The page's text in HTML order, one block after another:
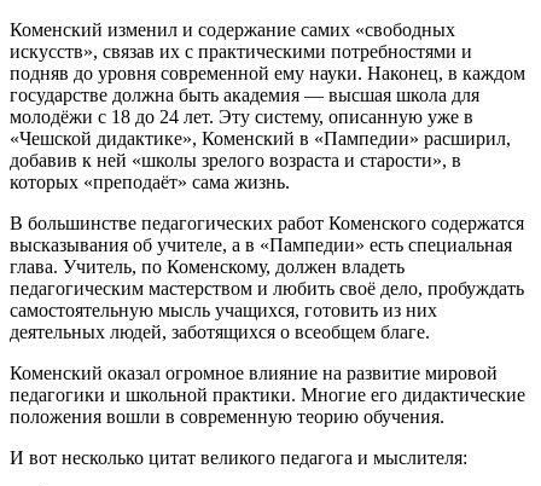
Коменский изменил и содержание самих «свободных
искусств», связав их с практическими потребностями и
подняв до уровня современной ему науки. Наконец, в каждом
государстве должна быть академия — высшая школа для
молодёжи с 18 до 24 лет. Эту систему, описанную уже в
«Чешской дидактике», Коменский в «Пампедии» расширил,
добавив к ней «школы зрелого возраста и старости», в
которых «преподаёт» сама жизнь.
В большинстве педагогических работ Коменского содержатся
высказывания об учителе, а в «Пампедии» есть специальная
глава. Учитель, по Коменскому, должен владеть
педагогическим мастерством и любить своё дело, пробуждать
самостоятельную мысль учащихся, готовить из них
деятельных людей, заботящихся о всеобщем благе.
Коменский оказал огромное влияние на развитие мировой
педагогики и школьной практики. Многие его дидактические
положения вошли в современную теорию обучения.
И вот несколько цитат великого педагога и мыслителя: